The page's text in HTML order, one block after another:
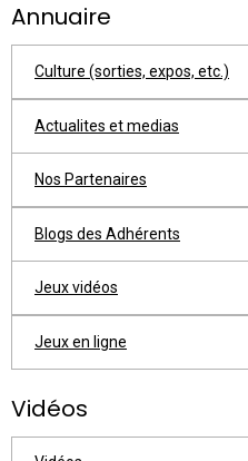
Annuaire
Culture (sorties, expos, etc.)
Actualites et medias
Nos Partenaires
Blogs des Adhérents
Jeux vidéos
Jeux en ligne
Vidéos